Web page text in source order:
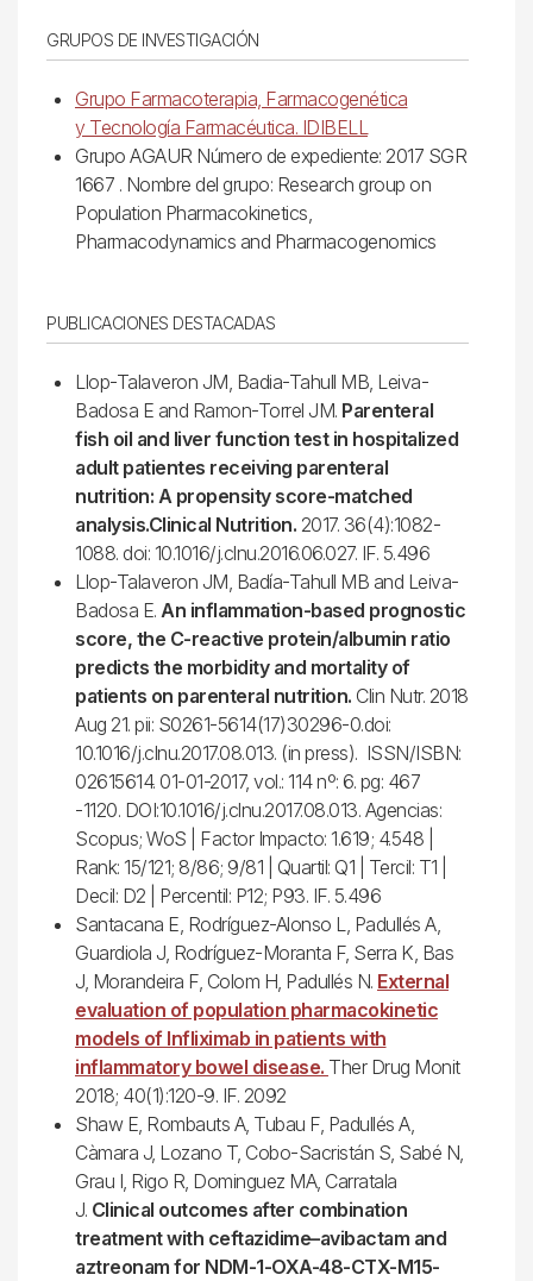
GRUPOS DE INVESTIGACIÓN
Grupo Farmacoterapia, Farmacogenética
y Tecnología Farmacéutica. IDIBELL
Grupo AGAUR Número de expediente: 2017 SGR
1667 . Nombre del grupo: Research group on
Population Pharmacokinetics,
Pharmacodynamics and Pharmacogenomics
PUBLICACIONES DESTACADAS
Llop-Talaveron JM, Badia-Tahull MB, Leiva-
Badosa E and Ramon-Torrel JM. Parenteral
fish oil and liver function test in hospitalized
adult patientes receiving parenteral
nutrition: A propensity score-matched
analysis.Clinical Nutrition. 2017. 36(4):1082-
1088. doi: 10.1016/j.clnu.2016.06.027. IF. 5.496
Llop-Talaveron JM, Badía-Tahull MB and Leiva-
Badosa E. An inflammation-based prognostic
score, the C-reactive protein/albumin ratio
predicts the morbidity and mortality of
patients on parenteral nutrition. Clin Nutr. 2018
Aug 21. pii: S0261-5614(17)30296-0.doi:
10.1016/j.clnu.2017.08.013. (in press). ISSN/ISBN:
02615614. 01-01-2017, vol.: 114 nº: 6. pg: 467
-1120. DOI:10.1016/j.clnu.2017.08.013. Agencias:
Scopus; WoS | Factor Impacto: 1.619; 4.548 |
Rank: 15/121; 8/86; 9/81 | Quartil: Q1 | Tercil: T1 |
Decil: D2 | Percentil: P12; P93. IF. 5.496
Santacana E, Rodríguez-Alonso L, Padullés A,
Guardiola J, Rodríguez-Moranta F, Serra K, Bas
J, Morandeira F, Colom H, Padullés N. External
evaluation of population pharmacokinetic
models of Infliximab in patients with
inflammatory bowel disease. Ther Drug Monit
2018; 40(1):120-9. IF. 2092
Shaw E, Rombauts A, Tubau F, Padullés A,
Càmara J, Lozano T, Cobo-Sacristán S, Sabé N,
Grau I, Rigo R, Dominguez MA, Carratala
J. Clinical outcomes after combination
treatment with ceftazidime–avibactam and
aztreonam for NDM-1-OXA-48-CTX-M15-